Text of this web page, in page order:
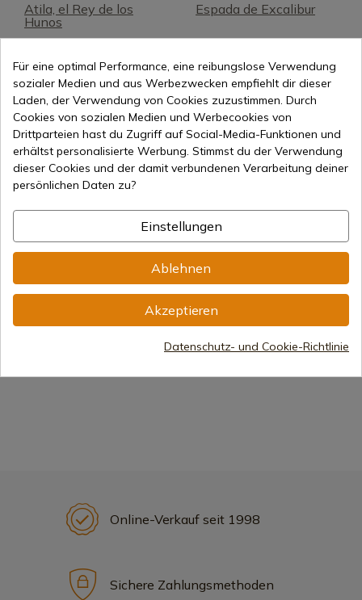
Atila, el Rey de los
Hunos
Espada de Excalibur
Espadas Jineta Falcata Ibérica
Genghis Khan
La espada de Isabel I La
Católica
El mago Merlín Los Reyes Católicos
León
Bolívar
Caballeros Templarios William Wallace
Online-Verkauf seit 1998
Sichere Zahlungsmethoden
Für eine optimal Performance, eine reibungslose Verwendung
sozialer Medien und aus Werbezwecken empfiehlt dir dieser
Laden, der Verwendung von Cookies zuzustimmen. Durch
Cookies von sozialen Medien und Werbecookies von
Drittparteien hast du Zugriff auf Social-Media-Funktionen und
erhältst personalisierte Werbung. Stimmst du der Verwendung
dieser Cookies und der damit verbundenen Verarbeitung deiner
persönlichen Daten zu?
Einstellungen
Ablehnen
Akzeptieren
Datenschutz- und Cookie-Richtlinie